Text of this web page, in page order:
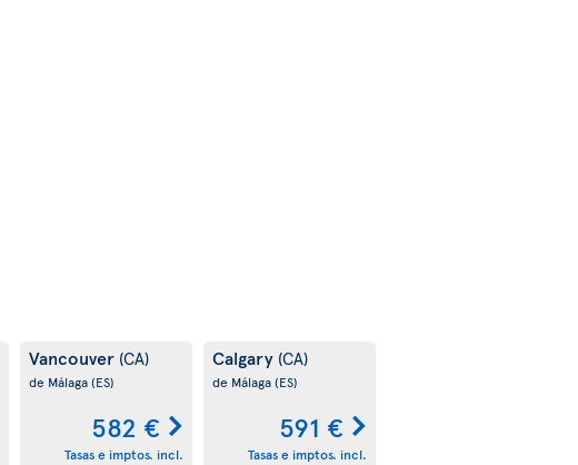
Vancouver (CA)
de Málaga(ES)
582 €
Tasas e imptos. incl.
Calgary (CA)
de Málaga(ES)
591 €
Tasas e imptos. incl.